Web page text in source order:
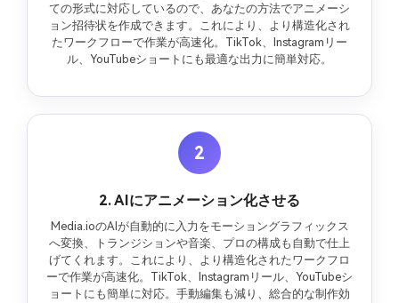
ての形式に対応しているので、あなたの方法でアニメーシ
ョン招待状を作成できます。これにより、より構造化され
たワークフローで作業が高速化。TikTok、Instagramリー
ル、YouTubeショートにも最適な出力に簡単対応。
2
2. AIにアニメーション化させる
Media.ioのAIが自動的に入力をモーショングラフィックス
へ変換、トランジションや音楽、プロの構成も自動で仕上
げてくれます。これにより、より構造化されたワークフロ
ーで作業が高速化。TikTok、Instagramリール、YouTubeシ
ョートにも簡単に対応。手動編集も減り、総合的な制作効